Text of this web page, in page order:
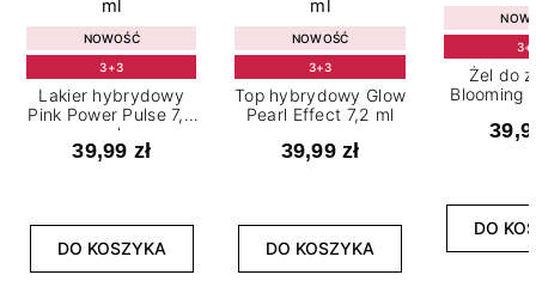
NOWOŚĆ
3+3
Lakier hybrydowy
Pink Power Pulse 7,2
ml
39,99 zł
DO KOSZYKA
NOWOŚĆ
3+3
Top hybrydowy Glow
Pearl Effect 7,2 ml
39,99 zł
DO KOSZYKA
Żel do
Blooming
DO